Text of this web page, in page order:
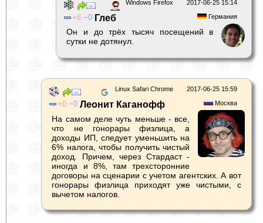
2017-06-25 15:14
Windows Firefox
Германия
6 0 Глеб
Он и до трёх тысяч посещений в
сутки не дотянул.
2017-06-25 15:59
Linux Safari Chrome
Москва
0 0 Леонит Каганофф
На самом деле чуть меньше - все,
что не гонорары физлица, а
доходы ИП, следует уменьшить на
6% налога, чтобы получить чистый
доход. Причем, через Стардаст -
иногда и 8%, там трехсторонние
договоры на сценарии с учетом агентских. А вот
гонорары физлица приходят уже чистыми, с
вычетом налогов.